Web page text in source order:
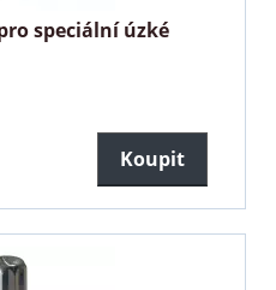
speciální úzké
Koupit